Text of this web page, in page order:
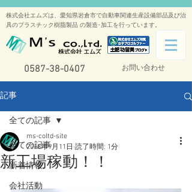
株式会社エムズは、愛知県岩倉市で自動車関連生産設備部品及び治
具のプラスチック樹脂製品 の製造･加工を行っています。
0587-38-0407 お問い合わせ
記事
全ての記事
新着情報
会社活動
全ての記事
新工場稼動！！
ms-coltd-site
2018年9月11日 読了時間: 1分